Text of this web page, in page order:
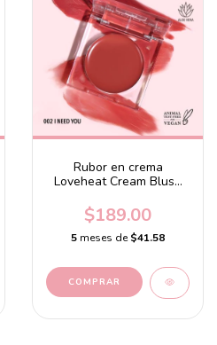
Rubor en crema
Loveheat Cream Blush
$189.00
5 meses de$41.58